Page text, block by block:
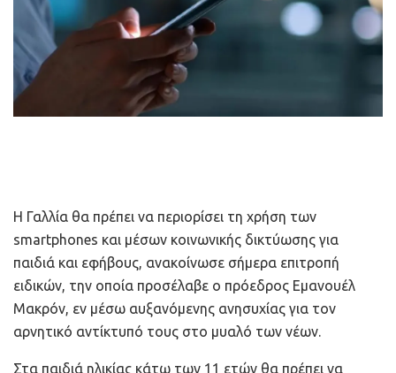
Η Γαλλία θα πρέπει να περιορίσει τη χρήση των
smartphones και μέσων κοινωνικής δικτύωσης για
παιδιά και εφήβους, ανακοίνωσε σήμερα επιτροπή
ειδικών, την οποία προσέλαβε ο πρόεδρος Εμανουέλ
Μακρόν, εν μέσω αυξανόμενης ανησυχίας για τον
αρνητικό αντίκτυπό τους στο μυαλό των νέων.
Στα παιδιά ηλικίας κάτω των 11 ετών θα πρέπει να